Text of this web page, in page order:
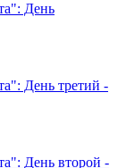
День
День третий -
День второй -